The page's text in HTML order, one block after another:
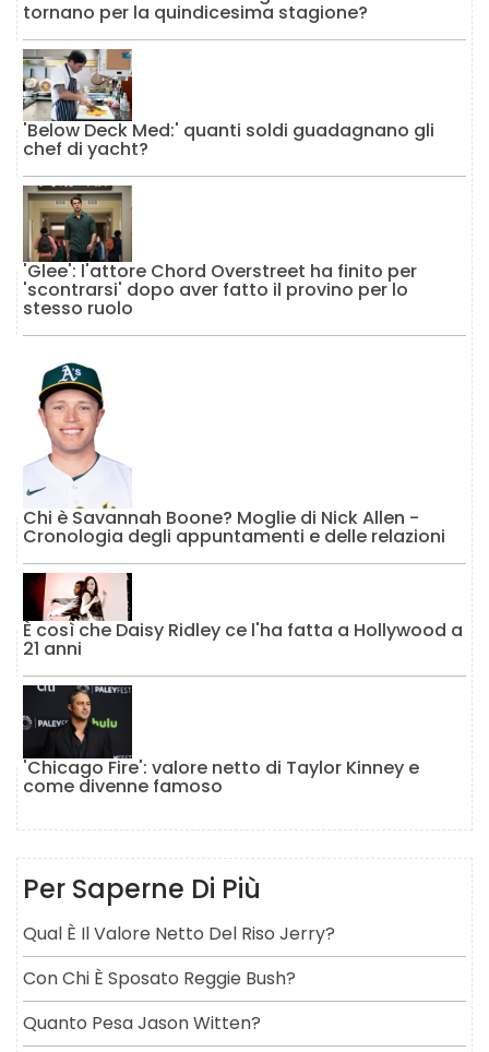
tornano per la quindicesima stagione?
'Below Deck Med:' quanti soldi guadagnano gli
chef di yacht?
'Glee': l'attore Chord Overstreet ha finito per
'scontrarsi' dopo aver fatto il provino per lo
stesso ruolo
Chi è Savannah Boone? Moglie di Nick Allen -
Cronologia degli appuntamenti e delle relazioni
È così che Daisy Ridley ce l'ha fatta a Hollywood a
21 anni
'Chicago Fire': valore netto di Taylor Kinney e
come divenne famoso
Per Saperne Di Più
Qual È Il Valore Netto Del Riso Jerry?
Con Chi È Sposato Reggie Bush?
Quanto Pesa Jason Witten?